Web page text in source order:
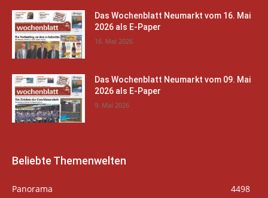
Das Wochenblatt Neumarkt vom 16. Mai
2026 als E-Paper
16. Mai 2026
Das Wochenblatt Neumarkt vom 09. Mai
2026 als E-Paper
9. Mai 2026
Beliebte Themenwelten
Panorama
4498